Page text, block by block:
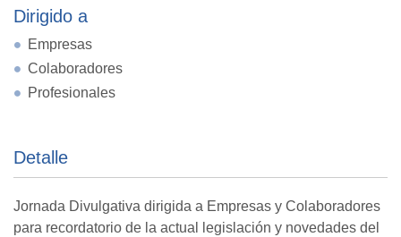
Dirigido a
Empresas
Colaboradores
Profesionales
Detalle
Jornada Divulgativa dirigida a Empresas y Colaboradores
para recordatorio de la actual legislación y novedades del